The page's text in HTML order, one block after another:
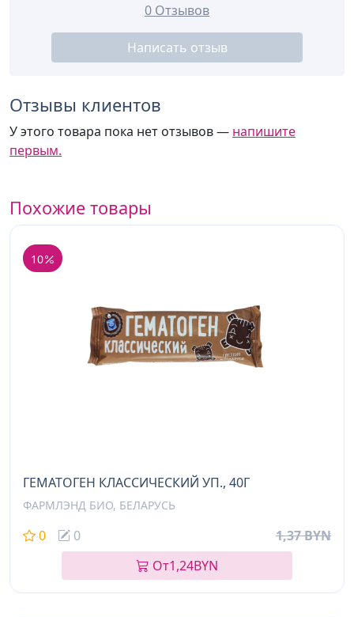
0 Отзывов
Написать отзыв
Отзывы клиентов
У этого товара пока нет отзывов — напишите
первым.
Похожие товары
10
ГЕМАТОГЕН КЛАССИЧЕСКИЙ УП., 40Г
ФАРМЛЭНД БИО, БЕЛАРУСЬ
0 0
1,37 BYN
От1,24BYN